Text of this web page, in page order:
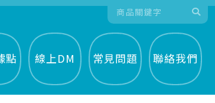
點 線上DM 常見問題 聯絡我們